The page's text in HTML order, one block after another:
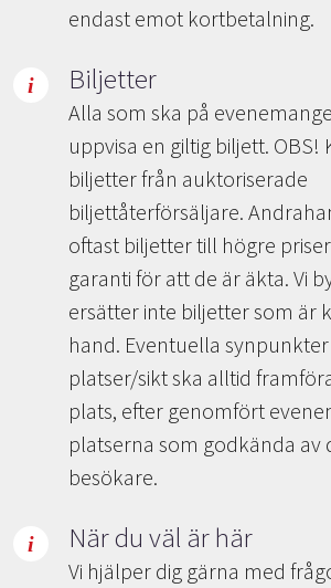
endast emot kortbetalning.
Biljetter
Alla som ska på
uppvisa en giltig biljett. OBS!
biljetter från auktoriserade
biljettåterförsäljare.
oftast biljetter till högre
garanti för att de är äkta. Vi
ersätter inte biljetter som är
hand. Eventuella
platser/sikt ska alltid
plats, efter genomfört
platserna som godkända av
besökare.
När du väl är här
Vi hjälper dig gärna med